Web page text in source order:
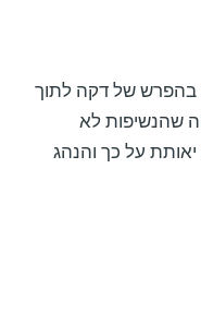
בהפרש של דקה לתוך
שהנשיפות לא
על כך והנהג